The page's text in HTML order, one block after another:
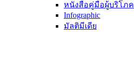
หนังสือคู่มือผู้บริโภค
Infographic
มัลติมีเดีย